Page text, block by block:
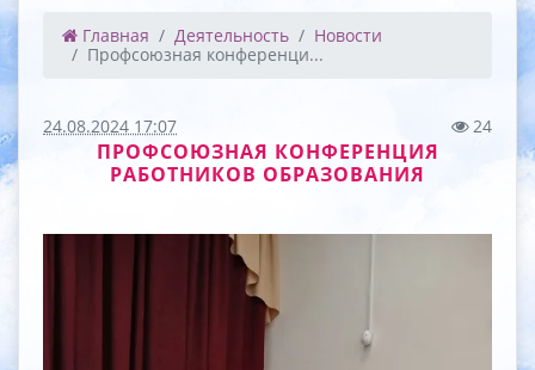
Главная Деятельность
Новости
Профсоюзная конференци...
24.08.2024 17:07 24
ПРОФСОЮЗНАЯ КОНФЕРЕНЦИЯ
РАБОТНИКОВ ОБРАЗОВАНИЯ